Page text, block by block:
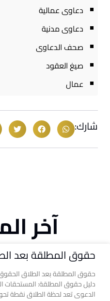
دعاوى عمالية
دعاوى مدنية
صحف الدعاوى
صيغ العقود
عمال
شارك:
آخر
حقوق المطلقة بعد
حقوق المطلقة بعد الطلاق الحقوق،
دليل حقوق المطلقة: المستحقات
الدعوى تعد لحظة الطلاق نقطة